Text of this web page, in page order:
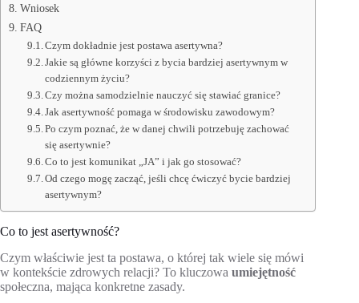
Wniosek
FAQ
Czym dokładnie jest postawa asertywna?
Jakie są główne korzyści z bycia bardziej asertywnym w
codziennym życiu?
Czy można samodzielnie nauczyć się stawiać granice?
Jak asertywność pomaga w środowisku zawodowym?
Po czym poznać, że w danej chwili potrzebuję zachować
się asertywnie?
Co to jest komunikat „JA” i jak go stosować?
Od czego mogę zacząć, jeśli chcę ćwiczyć bycie bardziej
asertywnym?
Co to jest asertywność?
Czym właściwie jest ta postawa, o której tak wiele się mówi
w kontekście zdrowych relacji? To kluczowa umiejętność
społeczna, mająca konkretne zasady.